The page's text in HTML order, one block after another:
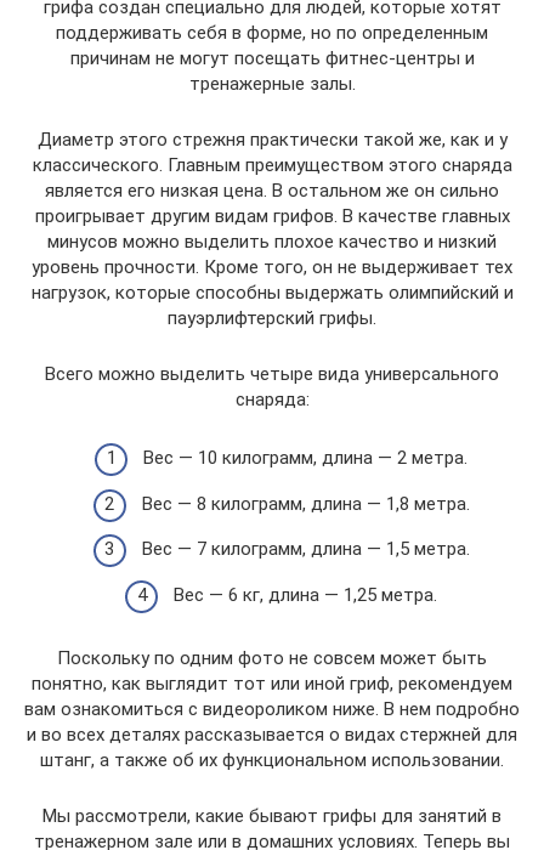
грифа создан специально для людей, которые хотят
поддерживать себя в форме, но по определенным
причинам не могут посещать фитнес-центры и
тренажерные залы.
Диаметр этого стрежня практически такой же, как и у
классического. Главным преимуществом этого снаряда
является его низкая цена. В остальном же он сильно
проигрывает другим видам грифов. В качестве главных
минусов можно выделить плохое качество и низкий
уровень прочности. Кроме того, он не выдерживает тех
нагрузок, которые способны выдержать олимпийский и
пауэрлифтерский грифы.
Всего можно выделить четыре вида универсального
снаряда:
Вес — 10 килограмм, длина — 2 метра.
Вес — 8 килограмм, длина — 1,8 метра.
Вес — 7 килограмм, длина — 1,5 метра.
Вес — 6 кг, длина — 1,25 метра.
Поскольку по одним фото не совсем может быть
понятно, как выглядит тот или иной гриф, рекомендуем
вам ознакомиться с видеороликом ниже. В нем подробно
и во всех деталях рассказывается о видах стержней для
штанг, а также об их функциональном использовании.
Мы рассмотрели, какие бывают грифы для занятий в
тренажерном зале или в домашних условиях. Теперь вы